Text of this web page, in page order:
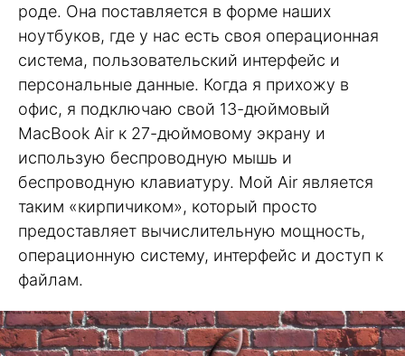
роде. Она поставляется в форме наших
ноутбуков, где у нас есть своя операционная
система, пользовательский интерфейс и
персональные данные. Когда я прихожу в
офис, я подключаю свой 13-дюймовый
MacBook Air к 27-дюймовому экрану и
использую беспроводную мышь и
беспроводную клавиатуру. Мой Air является
таким «кирпичиком», который просто
предоставляет вычислительную мощность,
операционную систему, интерфейс и доступ к
файлам.